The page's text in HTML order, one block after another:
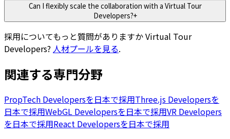
Can I flexibly scale the collaboration with a Virtual Tour
Developers?+
採用についてもっと質問がありますかVirtual Tour
Developers? 人材プールを見る.
関連する専門分野
PropTech Developersを日本で採用Three.js Developersを
日本で採用WebGL Developersを日本で採用VR Developers
を日本で採用React Developersを日本で採用